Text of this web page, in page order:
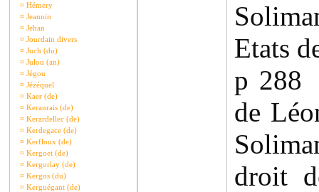
¤ Hémery
¤ Jeannin
¤ Jehan
¤ Jourdain divers
¤ Juch (du)
¤ Julou (an)
¤ Jégou
¤ Jézéquel
¤ Kaer (de)
¤ Keranrais (de)
¤ Kerardellec (de)
¤ Kerdegace (de)
¤ Kerfloux (de)
¤ Kergoet (de)
¤ Kergorlay (de)
¤ Kergos (du)
¤ Kerguégant (de)
Etats
p 288
de
droit